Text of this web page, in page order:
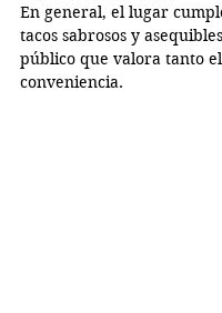
En general, el lugar
tacos sabrosos y
público que valora tanto
conveniencia.